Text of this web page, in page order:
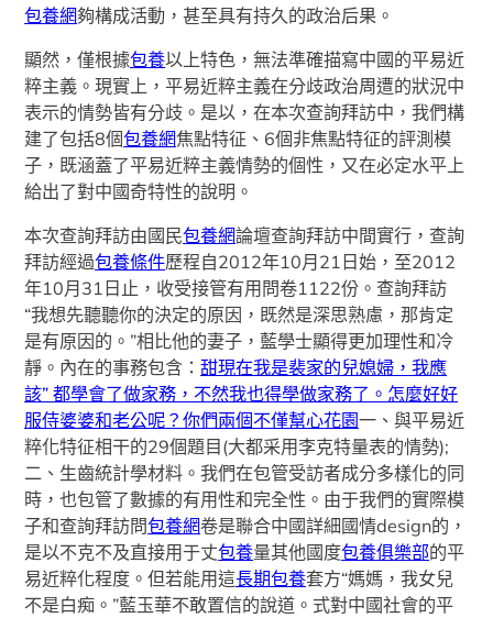
包養網夠構成活動，甚至具有持久的政治后果。
顯然，僅根據包養以上特色，無法準確描寫中國的平易近
粹主義。現實上，平易近粹主義在分歧政治周遭的狀況中
表示的情勢皆有分歧。是以，在本次查詢拜訪中，我們構
建了包括8個包養網焦點特征、6個非焦點特征的評測模
子，既涵蓋了平易近粹主義情勢的個性，又在必定水平上
給出了對中國奇特性的說明。
本次查詢拜訪由國民包養網論壇查詢拜訪中間實行，查詢
拜訪經過包養條件歷程自2012年10月21日始，至2012
年10月31日止，收受接管有用問卷1122份。查詢拜訪
“我想先聽聽你的決定的原因，既然是深思熟慮，那肯定
是有原因的。”相比他的妻子，藍學士顯得更加理性和冷
靜。內在的事務包含：甜現在我是裴家的兒媳婦，我應
該” 都學會了做家務，不然我也得學做家務了。怎麼好好
服侍婆婆和老公呢？你們兩個不僅幫心花園一、與平易近
粹化特征相干的29個題目(大都采用李克特量表的情勢);
二、生齒統計學材料。我們在包管受訪者成分多樣化的同
時，也包管了數據的有用性和完全性。由于我們的實際模
子和查詢拜訪問包養網卷是聯合中國詳細國情design的，
是以不克不及直接用于丈包養量其他國度包養俱樂部的平
易近粹化程度。但若能用這長期包養套方“媽媽，我女兒
不是白痴。”藍玉華不敢置信的說道。式對中國社會的平